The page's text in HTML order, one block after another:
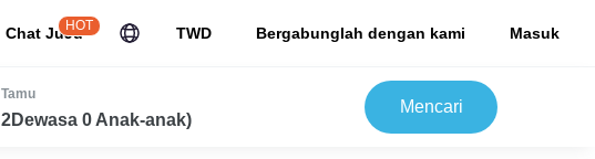
Chat JuJu
HOT TWD Bergabunglah dengan kami Masuk
Tamu
2Dewasa 0 Anak-anak)
Mencari